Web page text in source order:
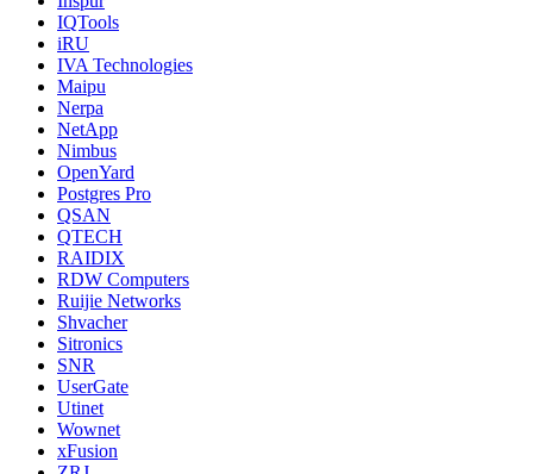
IQTools
iRU
IVA Technologies
Maipu
Nerpa
NetApp
Nimbus
OpenYard
Postgres Pro
QSAN
QTECH
RAIDIX
RDW Computers
Ruijie Networks
Shvacher
Sitronics
SNR
UserGate
Utinet
Wownet
xFusion